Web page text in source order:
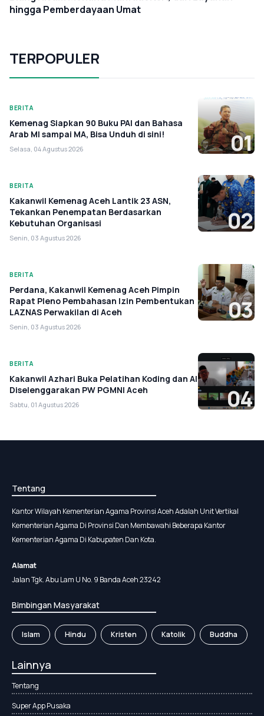
hingga Pemberdayaan Umat
TERPOPULER
BERITA
Kemenag Siapkan 90 Buku PAI dan Bahasa
Arab MI sampai MA, Bisa Unduh di sini!
Selasa, 04 Agustus 2026 01
BERITA
Kakanwil Kemenag Aceh Lantik 23 ASN,
Tekankan Penempatan Berdasarkan
Kebutuhan Organisasi
Senin, 03 Agustus 2026
02
BERITA
Perdana, Kakanwil Kemenag Aceh Pimpin
Rapat Pleno Pembahasan Izin Pembentukan
LAZNAS Perwakilan di Aceh
Senin, 03 Agustus 2026
03
BERITA
Kakanwil Azhari Buka Pelatihan Koding dan AI
Diselenggarakan PW PGMNI Aceh
Sabtu, 01 Agustus 2026 04
Tentang
Kantor Wilayah Kementerian Agama Provinsi Aceh Adalah Unit Vertikal
Kementerian Agama Di Provinsi Dan Membawahi Beberapa Kantor
Kementerian Agama Di Kabupaten Dan Kota.
Alamat
Jalan Tgk. Abu Lam U No. 9 Banda Aceh 23242
Bimbingan Masyarakat
Islam Hindu Kristen Katolik Buddha
Lainnya
Tentang
Super App Pusaka